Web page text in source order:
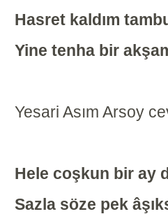
Hasret kaldım
Yine tenha bir
Yesari Asım Arsoy
Hele coşkun bir ay
Sazla söze pek